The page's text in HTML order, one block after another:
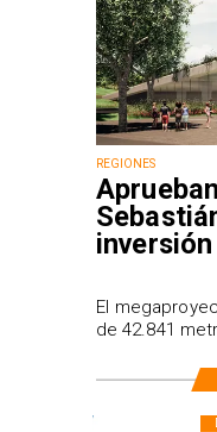
REGIONES
El
de 42.841